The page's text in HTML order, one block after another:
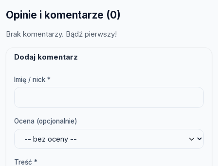
Opinie i komentarze (0)
Brak komentarzy. Bądź pierwszy!
Dodaj komentarz
Imię / nick *
Ocena (opcjonalnie)
Treść *